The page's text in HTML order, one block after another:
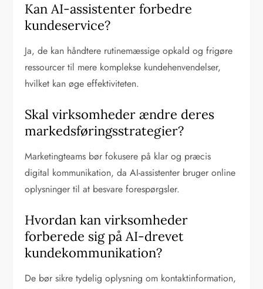
Kan AI-assistenter forbedre
kundeservice?
Ja, de kan håndtere rutinemæssige opkald og frigøre
ressourcer til mere komplekse kundehenvendelser,
hvilket kan øge effektiviteten.
Skal virksomheder ændre deres
markedsføringsstrategier?
Marketingteams bør fokusere på klar og præcis
digital kommunikation, da AI-assistenter bruger online
oplysninger til at besvare forespørgsler.
Hvordan kan virksomheder
forberede sig på AI-drevet
kundekommunikation?
De bør sikre tydelig oplysning om kontaktinformation,